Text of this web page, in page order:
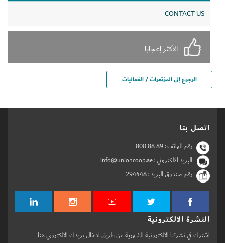
CONTACT US
الأكثر إعجابا
الرجوع إلى المؤتمرات / الفعاليات
اتصل بنا
رقم الهاتف :800 88 89
البريد الالكتروني : info@unioncoop.ae
رقم صندوق البريد :294448
النشرة الالكترونية
اشترك في نشرتنا الالكترونية الشهرية عن طريق ادخال بريدك الالكتروني هنا